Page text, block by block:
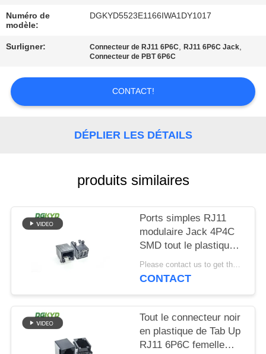
CONTRÔLE
DE
QUALITÉ
CONTACTEZ-
NOUS
DEMANDEZ
CITATION
SITEMAP
POLITIQUE
MATIÈRE
DE
PROTECTION
Numéro de
modèle:
DGKYD5523E1166IWA1DY1017
Surligner: Connecteur de RJ11 6P6C,RJ11 6P6C Jack,
Connecteur de PBT 6P6C
CONTACT!
DÉPLIER LES DÉTAILS
produits similaires
Ports simples RJ11
modulaire Jack 4P4C
SMD tout le plastique
sans lumière
Please contact us to get the latest price. MOQ:Négociation
CONTACT
Tout le connecteur noir
en plastique de Tab Up
RJ11 6P6C femelle